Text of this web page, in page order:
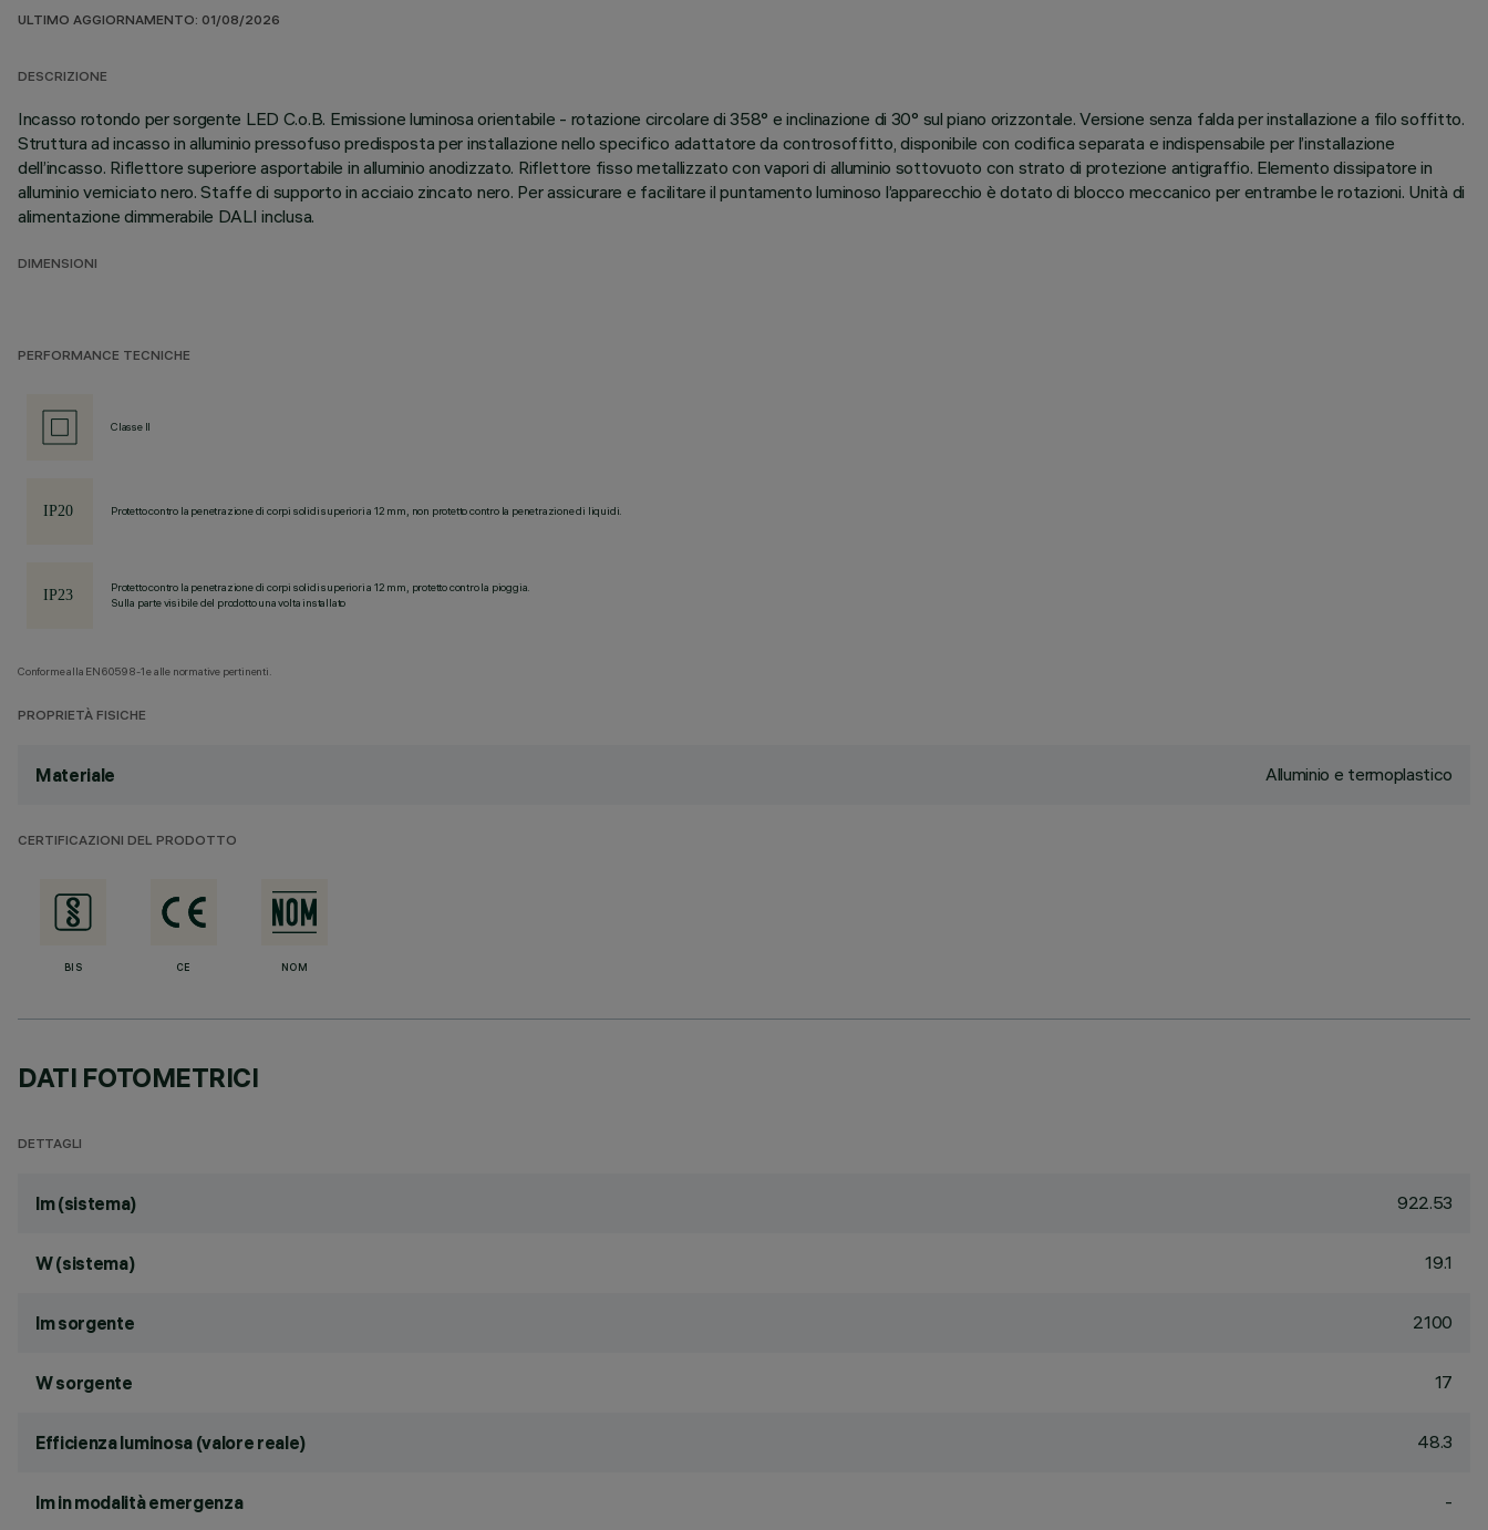
ULTIMO AGGIORNAMENTO: 01/08/2026
DESCRIZIONE
Incasso rotondo per sorgente LED C.o.B. Emissione luminosa orientabile - rotazione circolare di 358° e inclinazione di 30° sul piano orizzontale. Versione senza falda per installazione a filo soffitto.
Struttura ad incasso in alluminio pressofuso predisposta per installazione nello specifico adattatore da controsoffitto, disponibile con codifica separata e indispensabile per l’installazione
dell’incasso. Riflettore superiore asportabile in alluminio anodizzato. Riflettore fisso metallizzato con vapori di alluminio sottovuoto con strato di protezione antigraffio. Elemento dissipatore in
alluminio verniciato nero. Staffe di supporto in acciaio zincato nero. Per assicurare e facilitare il puntamento luminoso l’apparecchio è dotato di blocco meccanico per entrambe le rotazioni. Unità di
alimentazione dimmerabile DALI inclusa.
DIMENSIONI
PERFORMANCE TECNICHE
Classe II
Protetto contro la penetrazione di corpi solidi superiori a 12 mm, non protetto contro la penetrazione di liquidi.
Protetto contro la penetrazione di corpi solidi superiori a 12 mm, protetto contro la pioggia.
Sulla parte visibile del prodotto una volta installato
Conforme alla EN60598-1 e alle normative pertinenti.
PROPRIETÀ FISICHE
Materiale Alluminio e termoplastico
CERTIFICAZIONI DEL PRODOTTO
BIS CE NOM
DATI FOTOMETRICI
DETTAGLI
lm (sistema) 922.53
W (sistema) 19.1
lm sorgente 2100
W sorgente 17
Efficienza luminosa (valore reale) 48.3
lm in modalità emergenza -